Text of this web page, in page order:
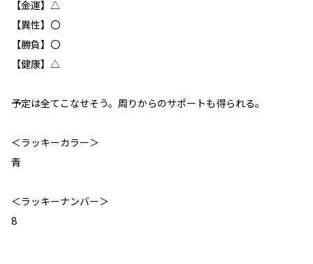
【金運】△
【異性】〇
【勝負】〇
【健康】△
予定は全てこなせそう。周りからのサポートも得られる。
＜ラッキーカラー＞
青
＜ラッキーナンバー＞
8